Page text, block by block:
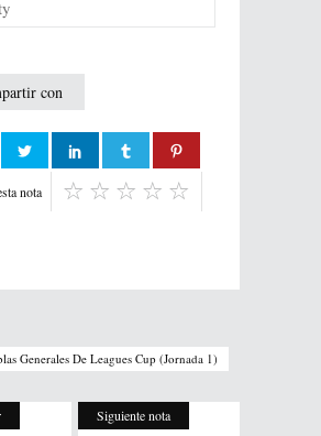
con
nota
Generales De Leagues Cup (jornada 1)
Siguiente nota